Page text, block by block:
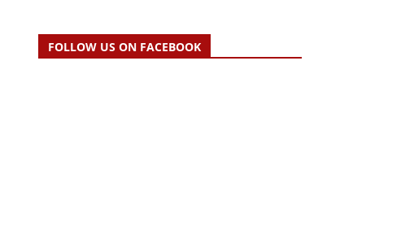
FOLLOW US ON FACEBOOK